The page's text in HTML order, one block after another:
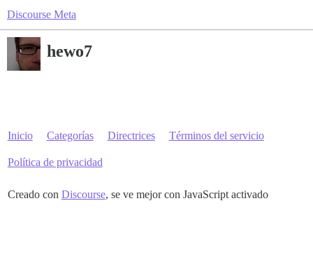
Discourse Meta
hewo7
Inicio Categorías Directrices Términos del servicio
Política de privacidad
Creado con Discourse, se ve mejor con JavaScript activado